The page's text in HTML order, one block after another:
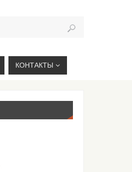
КОНТАКТЫ